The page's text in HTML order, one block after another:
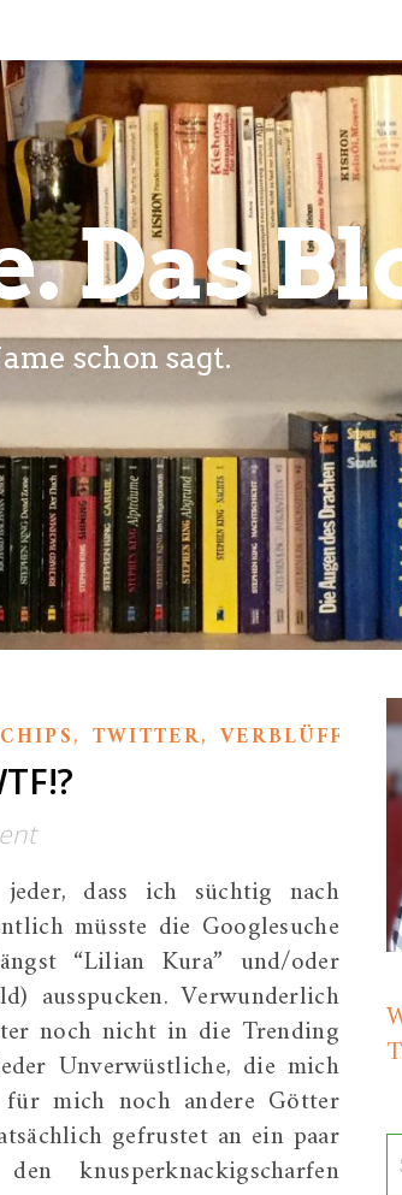
Das
schon sagt.
, TWITTER,
dass ich süchtig nach
müsste die Googlesuche
“Lilian Kura” und/oder
ausspucken. Verwunderlich
noch nicht in die Trending
Unverwüstliche, die mich
mich noch andere Götter
gefrustet an ein paar
knusperknackigscharfen